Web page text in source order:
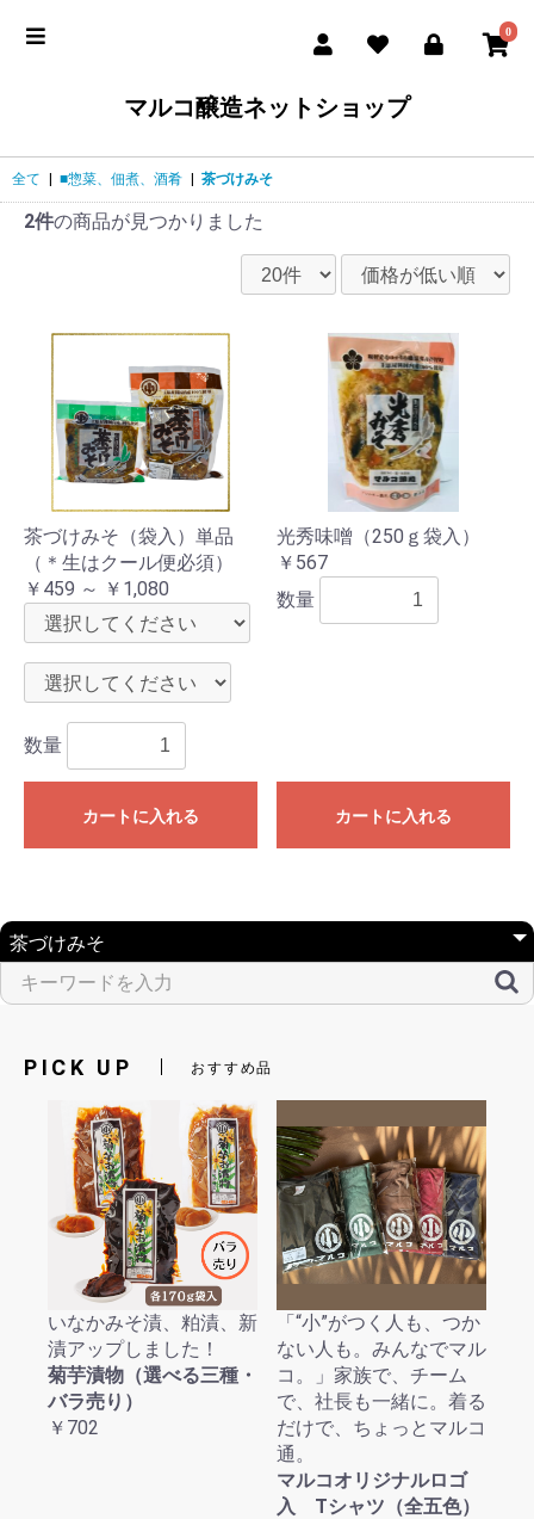
0
マルコ醸造ネットショップ
全て ■惣菜、佃煮、酒肴 茶づけみそ
2件の商品が見つかりました
茶づけみそ（袋入）単品
（＊生はクール便必須）
￥459 ～ ￥1,080
数量
カートに入れる
光秀味噌（250ｇ袋入）
￥567
数量
カートに入れる
PICK UP おすすめ品
いなかみそ漬、粕漬、新
漬アップしました！
菊芋漬物（選べる三種・
バラ売り）
￥702
「“小”がつく人も、つか
ない人も。みんなでマル
コ。」家族で、チーム
で、社長も一緒に。着る
だけで、ちょっとマルコ
通。
マルコオリジナルロゴ
入 Tシャツ（全五色）